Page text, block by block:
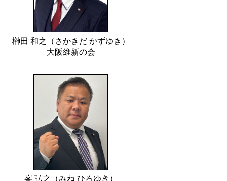
榊田 和之（さかきだ かずゆき）
大阪維新の会
峯 弘之（みね ひろゆき）